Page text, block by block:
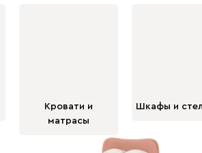
Кровати и
матрасы
Шкафы и